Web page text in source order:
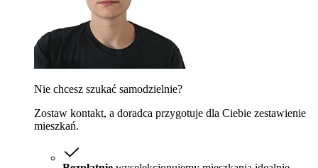
Nie chcesz szukać samodzielnie?
Zostaw kontakt, a doradca przygotuje dla Ciebie zestawienie
mieszkań.